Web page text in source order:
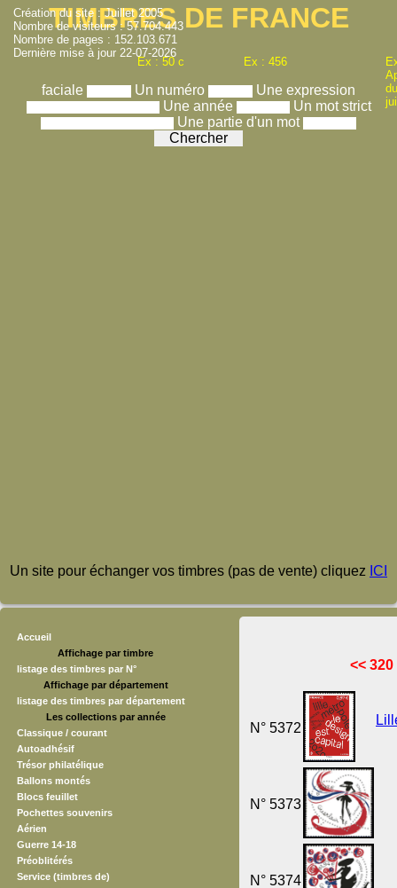
TIMBRES DE FRANCE
Ex : 50 c Ex : 456
faciale Un numéro
Une expression
Une année
Un mot strict
Une partie d'un mot
Création du site : Juillet 2005
Nombre de visiteurs : 57.704.443
Nombre de pages : 152.103.671
Dernière mise à jour 22-07-2026
Un site pour échanger vos timbres (pas de vente) cliquez ICI
Accueil
Affichage par timbre
listage des timbres par N°
Affichage par département
listage des timbres par département
Les collections par année
Classique / courant
Autoadhésif
Trésor philatélique
Ballons montés
Blocs feuillet
Pochettes souvenirs
Aérien
Guerre 14-18
Préoblitérés
Service (timbres de)
<<
N° 5372
N° 5373
N° 5374